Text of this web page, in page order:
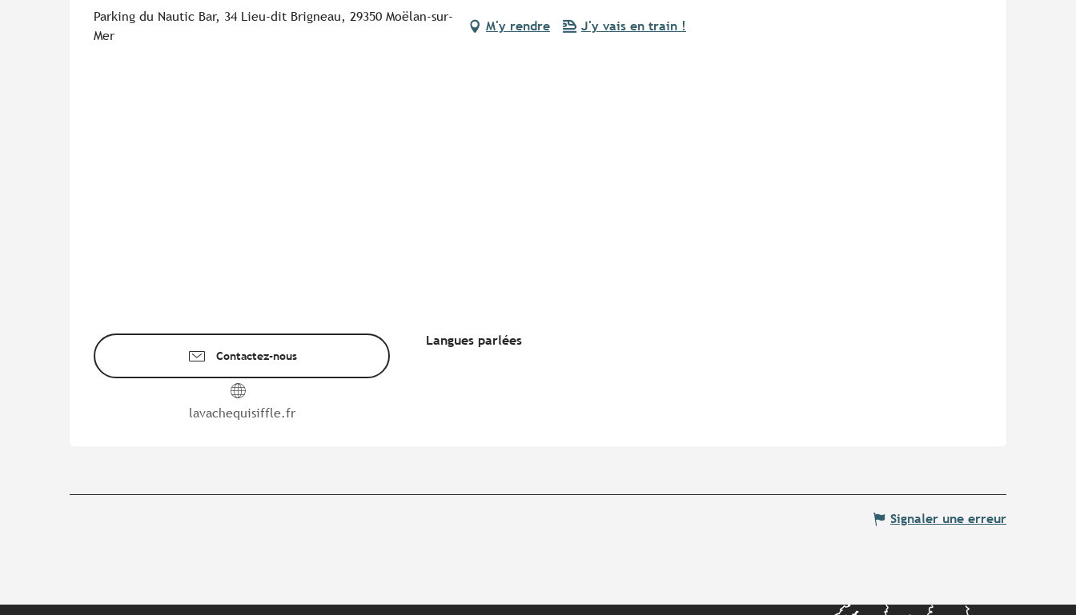
Parking du Nautic Bar, 34 Lieu-dit Brigneau, 29350 Moëlan-sur-
Mer
M'y rendre J'y vais en train !
Contactez-nous
lavachequisiffle.fr
Langues parlées
Langues parlées
Signaler une erreur